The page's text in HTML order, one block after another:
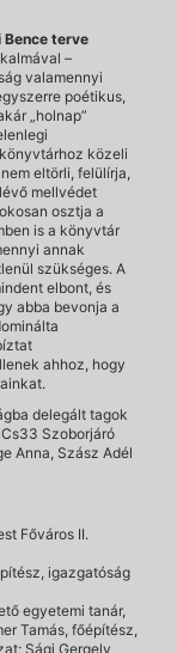
Bence terve
–
valamennyi
poétikus,
„holnap”
közeli
eltörli, felülírja,
mellvédet
osztja a
is a könyvtár
annak
szükséges. A
elbont, és
abba bevonja a
ahhoz, hogy
delegált tagok
Szoborjáró
Anna, Szász Adél
Főváros II.
igazgatóság
egyetemi tanár,
Tamás, főépítész,
Sági Gergely